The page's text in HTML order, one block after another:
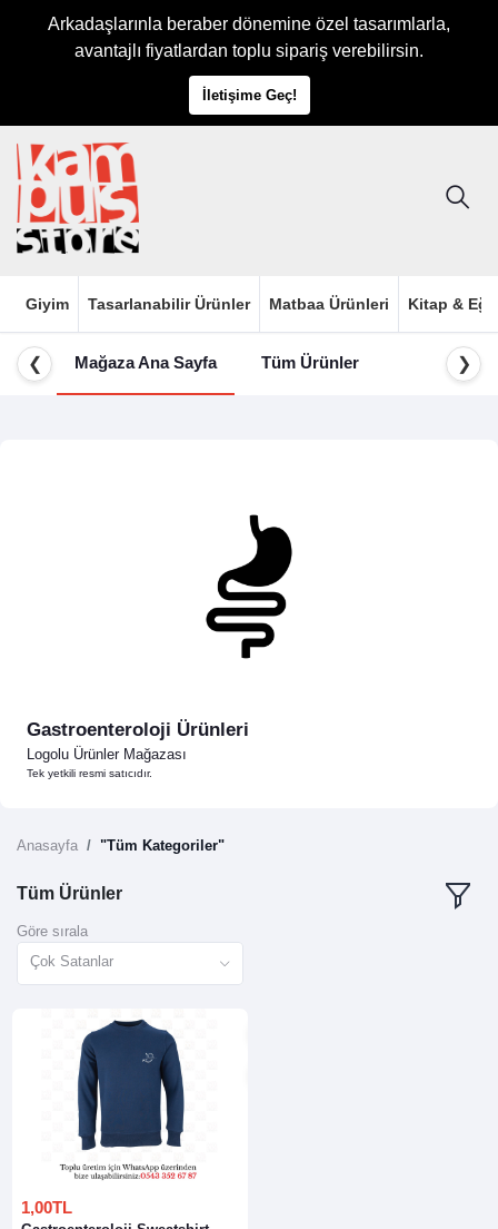
Arkadaşlarınla beraber dönemine özel tasarımlarla,
avantajlı fiyatlardan toplu sipariş verebilirsin.
İletişime Geç!
Giyim Tasarlanabilir Ürünler Matbaa Ürünleri Kitap &
❮ Mağaza Ana Sayfa Tüm Ürünler ❯
Gastroenteroloji Ürünleri
Logolu Ürünler Mağazası
Tek yetkili resmi satıcıdır.
Anasayfa "Tüm Kategoriler"
Tüm Ürünler
Göre sırala
Çok Satanlar
1,00TL